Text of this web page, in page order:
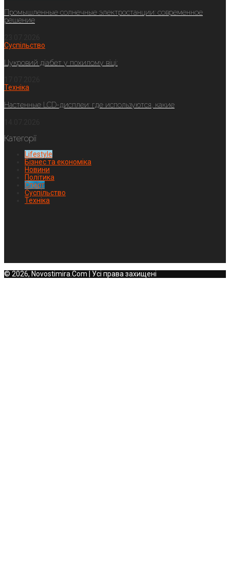
Промышленные солнечные электростанции: современное
решение
Суспільство
Цукровий діабет у похилому віці:
Техніка
Настенные LCD-дисплеи: где используются, какие
Категорії
Lifestyle
Бізнес та економіка
Новини
Політика
Спорт
Суспільство
Техніка
© 2026, Novostimira.Com | Усі права захищені